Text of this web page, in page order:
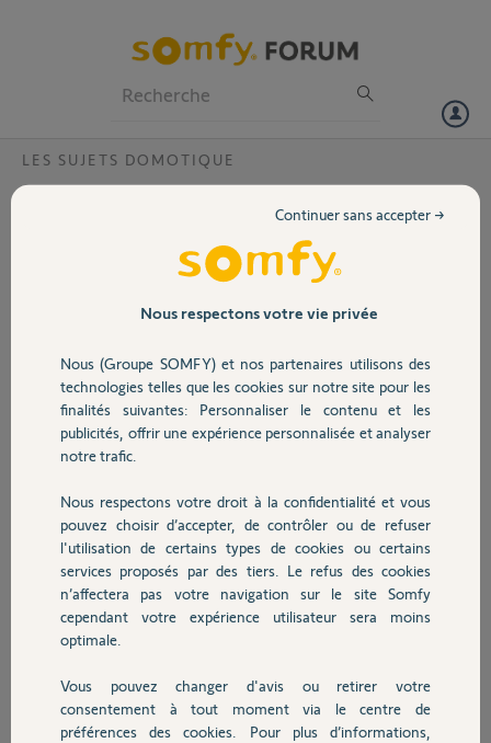
Volet
Sécurité
Domotique
Chauffage
Autres produits
Devis avec un pro
LES SUJETS DOMOTIQUE
Tahoma Activation après PIN ?
Pouvez vous activer ma Box Tahoma PIN
Merci pour votre aide.
sebastien T.
il y a environ 8 ans
Participer au fil de discussion
Réponses
Bonjour,
Vous aurez une réponse sur ce post par les Yellow's pour l'activation de
votre box.
Bonne journée,
Sylvain C. il y a environ 8 ans
Nous respectons votre vie privée
Nous (Groupe SOMFY) et nos partenaires utilisons des
technologies telles que les cookies sur notre site pour les
finalités suivantes: Personnaliser le contenu et les
publicités, offrir une expérience personnalisée et analyser
notre trafic.
Nous respectons votre droit à la confidentialité et vous
pouvez choisir d’accepter, de contrôler ou de refuser
l'utilisation de certains types de cookies ou certains
services proposés par des tiers. Le refus des cookies
n’affectera pas votre navigation sur le site Somfy
cependant votre expérience utilisateur sera moins
optimale.
Vous pouvez changer d'avis ou retirer votre
consentement à tout moment via le centre de
préférences des cookies. Pour plus d’informations,
Continuer sans accepter →